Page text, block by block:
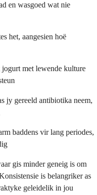
en wasgoed wat nie
het, aangesien hoë
met lewende kulture
jy gereeld antibiotika neem,
baddens vir lang periodes,
gis minder geneig is om
is belangriker as
geleidelik in jou